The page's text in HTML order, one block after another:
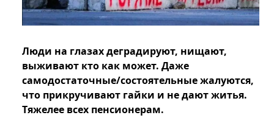
Люди на глазах деградируют, нищают,
выживают кто как может. Даже
самодостаточные/состоятельные жалуются,
что прикручивают гайки и не дают житья.
Тяжелее всех пенсионерам.